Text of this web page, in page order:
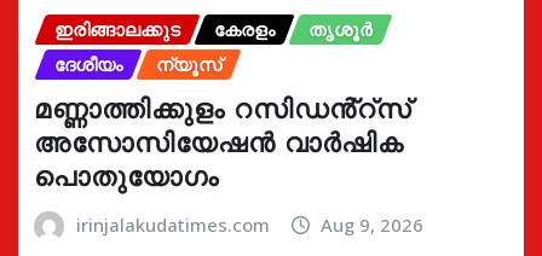
ഇരിങ്ങാലക്കുട കേരളം
തൃശൂർ
ദേശീയം
ന്യൂസ്
മണ്ണാത്തിക്കുളം റസിഡൻ്റ്സ്
അസോസിയേഷൻ വാർഷിക
പൊതുയോഗം
irinjalakudatimes.com Aug 9, 2026